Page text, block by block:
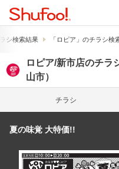
シ検索結果 「ロピア」のチラシ検
ロピア/新市店のチラ
山市）
チラシ
夏の味覚 大特価!!